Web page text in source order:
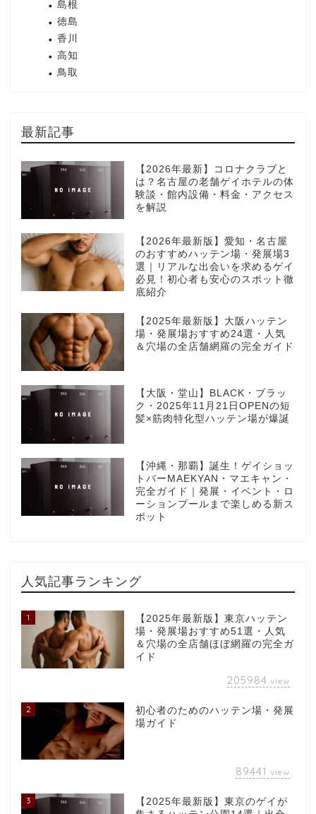
島根
徳島
香川
高知
鳥取
最新記事
【2026年最新】コロナクラブと
は？名古屋の老舗ゲイホテルの体
験談・館内設備・料金・アクセス
を解説
【2026年最新版】愛知・名古屋
のおすすめハッテン場・発展場3
選｜リアルな出会いを求めるゲイ
必見！初心者も安心のスポット徹
底紹介
【2025年最新版】大阪ハッテン
場・発展場おすすめ24選・人気
＆穴場の全店舗網羅の完全ガイド
【大阪・堂山】BLACK・ブラッ
ク・2025年11月21日OPENの短
髪×筋肉特化型ハッテン場が爆誕
【沖縄・那覇】誕生！ゲイショッ
トバーMAEKYAN・マエキャン・
完全ガイド｜発展・イベント・ロ
ーションプールまで楽しめる新ス
ポット
人気記事ランキング
1
【2025年最新版】東京ハッテン
場・発展場おすすめ51選・人気
＆穴場の全店舗ほぼ網羅の完全ガ
イド
205984 view
2
初心者のためのハッテン場・発展
場ガイド
89441 view
3
【2025年最新版】東京のゲイが